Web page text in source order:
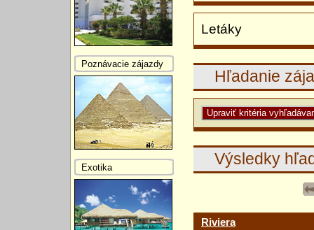
Letáky
Hľadanie
Výsledky
Riviera
Poznávacie zájazdy
Exotika